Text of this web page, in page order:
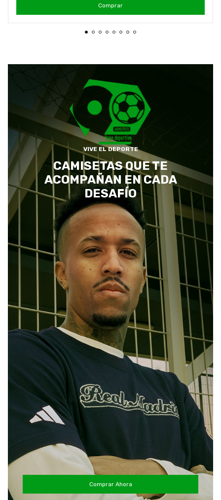
Comprar
VIVE EL DEPORTE
CAMISETAS QUE TE
ACOMPAÑAN EN CADA
DESAFÍO
Comprar Ahora